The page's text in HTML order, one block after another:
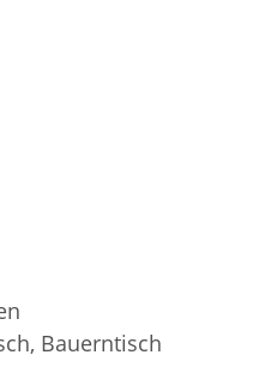
Bauerntisch